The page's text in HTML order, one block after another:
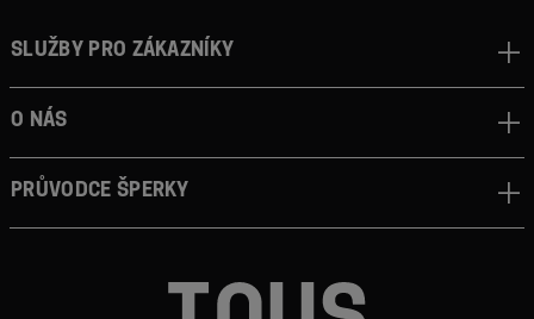
Služby pro zákazníky
O nás
Průvodce šperky